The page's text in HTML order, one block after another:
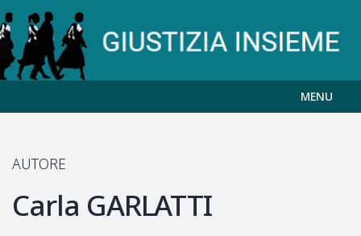
MENU
AUTORE
Carla GARLATTI